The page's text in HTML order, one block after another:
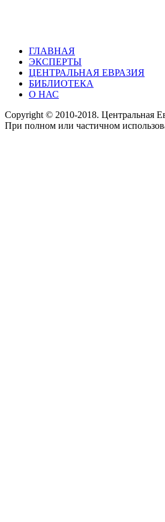
ГЛАВНАЯ
ЭКСПЕРТЫ
ЦЕНТРАЛЬНАЯ ЕВРАЗИЯ
БИБЛИОТЕКА
О НАС
Copyright © 2010-2018. Центральная
При полном или частичном